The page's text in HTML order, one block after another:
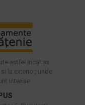
astfel incat sa
la exterior, unde
intense.